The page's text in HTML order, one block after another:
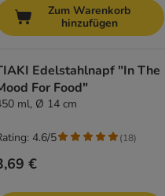
Zum Warenkorb
hinzufügen
Edelstahlnapf "In The
For Food"
ml, Ø 14 cm
€
4.6/5 (18)